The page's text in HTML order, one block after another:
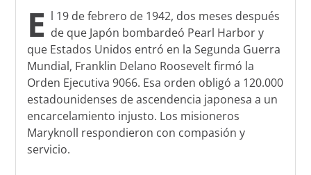
E l 19 de febrero de 1942, dos meses después
de que Japón bombardeó Pearl Harbor y
que Estados Unidos entró en la Segunda Guerra
Mundial, Franklin Delano Roosevelt firmó la
Orden Ejecutiva 9066. Esa orden obligó a 120.000
estadounidenses de ascendencia japonesa a un
encarcelamiento injusto. Los misioneros
Maryknoll respondieron con compasión y
servicio.